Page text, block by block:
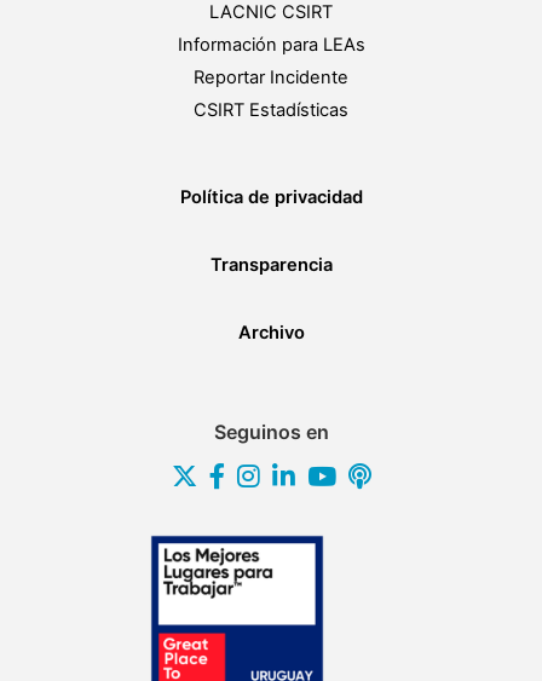
LACNIC CSIRT
Información para LEAs
Reportar Incidente
CSIRT Estadísticas
Política de privacidad
Transparencia
Archivo
Seguinos en